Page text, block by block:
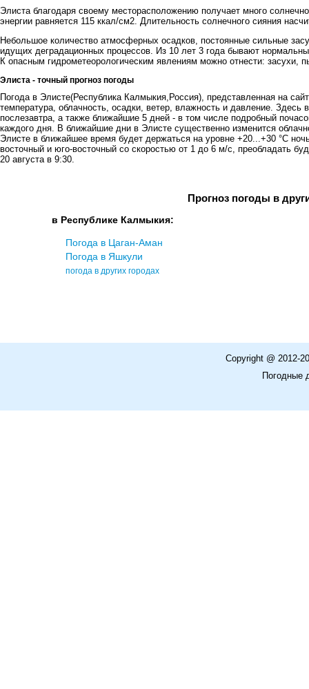
Элиста благодаря своему месторасположению получает много
энергии равняется 115 ккал/см2. Длительность солнечного сияния
Небольшое количество атмосферных осадков, постоянные сильные
идущих деградационных процессов. Из 10 лет 3 года бывают
К опасным гидрометеорологическим явлениям можно отнести: засухи,
Элиста - точный прогноз погоды
Погода в Элисте(Республика Калмыкия,Россия), представленная на
температура, облачность, осадки, ветер, влажность и давление. Здесь
послезавтра, а также ближайшие 5 дней - в том числе подробный
каждого дня. В ближайшие дни в Элисте существенно изменится
Элисте в ближайшее время будет держаться на уровне +20...+30 °C
восточный и юго-восточный со скоростью от 1 до 6 м/с, преобладать
20 августа в 9:30.
Прогноз погоды в
в Республике Калмыкия:
Погода в Цаган-Аман
Погода в Яшкули
погода в других городах
Copyright @ 2012-
Погодные